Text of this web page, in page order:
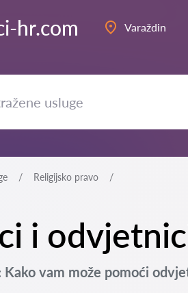
hr.com Varaždin
Religijsko pravo
i
Kako vam može pomoći